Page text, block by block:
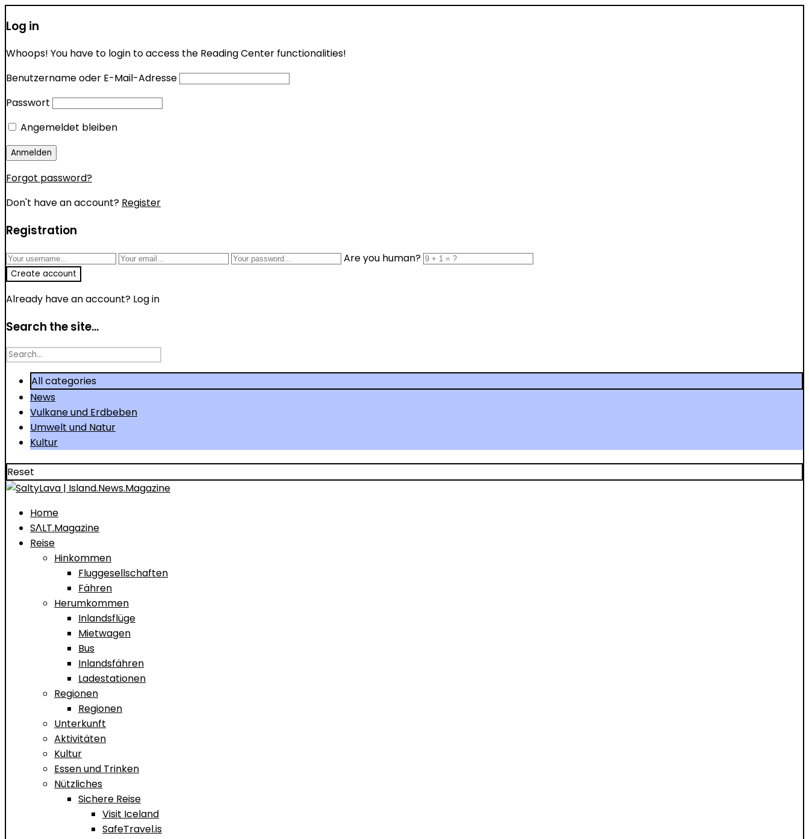
Log in
Whoops! You have to login to access the Reading Center functionalities!
Benutzername oder E-Mail-Adresse
Passwort
Angemeldet bleiben
Forgot password?
Don't have an account? Register
Registration
Are you human?
Already have an account? Log in
Search the site...
Search
All categories
News
Vulkane und Erdbeben
Umwelt und Natur
Kultur
Reset
Home
SΛLT.Magazine
Reise
Hinkommen
Fluggesellschaften
Fähren
Herumkommen
Inlandsflüge
Mietwagen
Bus
Inlandsfähren
Ladestationen
Regionen
Regionen
Unterkunft
Aktivitäten
Kultur
Essen und Trinken
Nützliches
Sichere Reise
Visit Iceland
SafeTravel.is